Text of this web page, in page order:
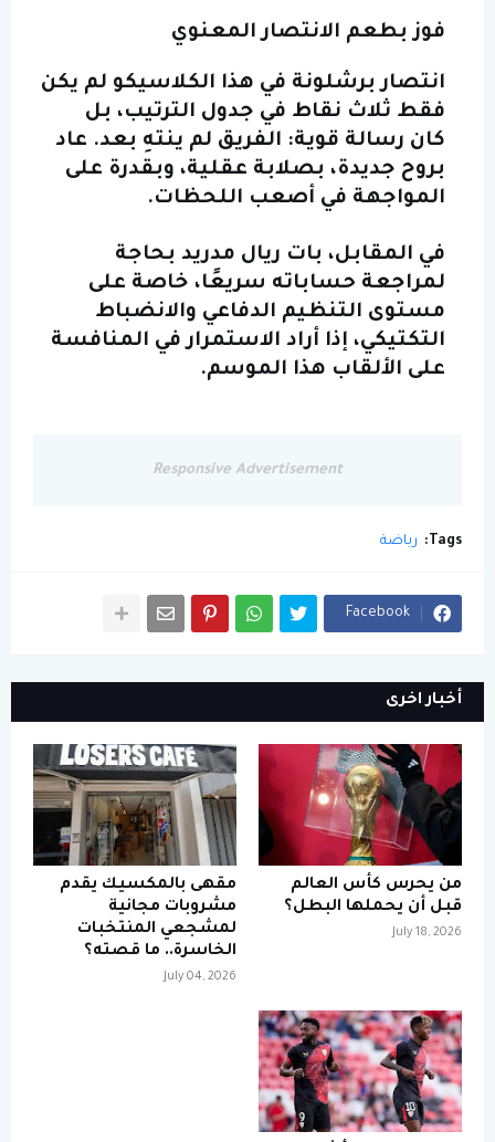
فوز بطعم الانتصار المعنوي
انتصار برشلونة في هذا الكلاسيكو لم يكن
فقط ثلاث نقاط في جدول الترتيب، بل
كان رسالة قوية: الفريق لم ينتهِ بعد. عاد
بروح جديدة، بصلابة عقلية، وبقدرة على
المواجهة في أصعب اللحظات.
في المقابل، بات ريال مدريد بحاجة
لمراجعة حساباته سريعًا، خاصة على
مستوى التنظيم الدفاعي والانضباط
التكتيكي، إذا أراد الاستمرار في المنافسة
على الألقاب هذا الموسم.
Responsive Advertisement
Tags: رياضة
Facebook
أخبار اخرى
من يحرس كأس العالم
قبل أن يحملها البطل؟
July 18, 2026
مقهى بالمكسيك يقدم
مشروبات مجانية
لمشجعي المنتخبات
الخاسرة.. ما قصته؟
July 04, 2026